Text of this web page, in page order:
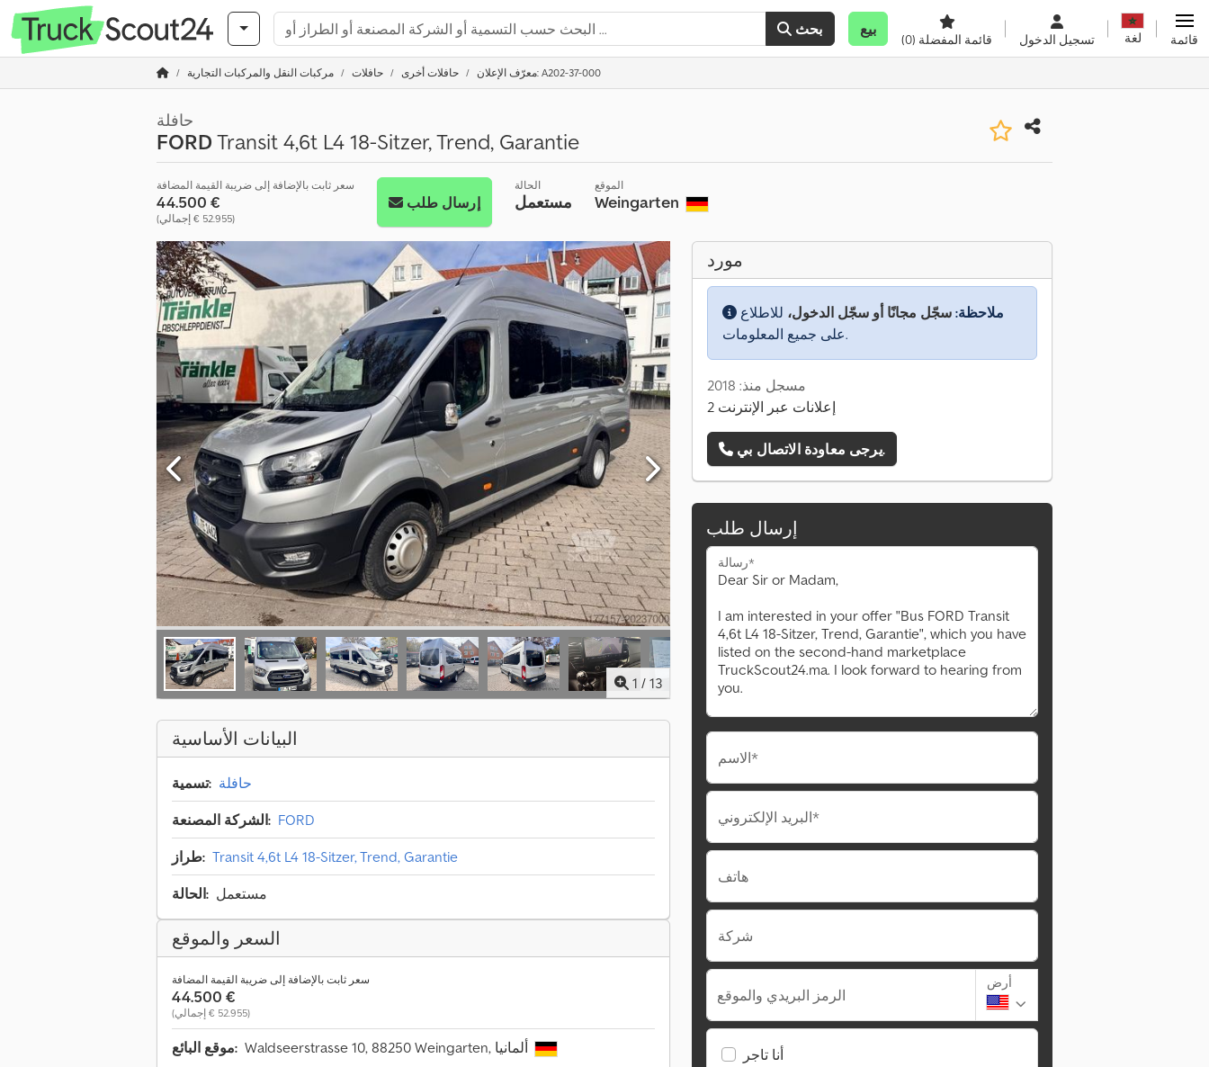
بحث بيع
قائمة المفضلة (0) تسجيل الدخول لغة قائمة
مركبات النقل والمركبات التجارية حافلات حافلات أخرى معرّف الإعلان: A202-37-000
حافلة
FORDTransit 4,6t L4 18-Sitzer, Trend, Garantie
سعر ثابت بالإضافة إلى ضريبة القيمة المضافة
‏44.500 €
(‏52.955 € إجمالي)
إرسال طلب
الحالة
مستعمل
الموقع
Weingarten
1 / 13
البيانات الأساسية
تسمية: حافلة
الشركة المصنعة: FORD
طراز: Transit 4,6t L4 18-Sitzer, Trend, Garantie
الحالة: مستعمل
السعر والموقع
سعر ثابت بالإضافة إلى ضريبة القيمة المضافة
‏44.500 €
(‏52.955 € إجمالي)
موقع البائع:
مورد
ملاحظة: سجّل مجانًا أو سجّل الدخول، للاطلاع
على جميع المعلومات.
مسجل منذ: 2018
2 إعلانات عبر الإنترنت
يرجى معاودة الاتصال بي.
إرسال طلب
رسالة*
الاسم*
البريد الإلكتروني*
هاتف
شركة
الرمز البريدي والموقع
أرض
أنا تاجر